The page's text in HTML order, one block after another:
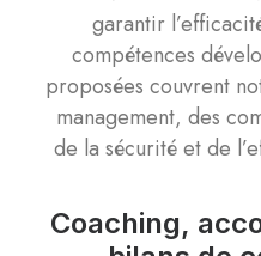
garantir
compétences
proposées couvrent
management, des
de la sécurité et de
Coaching,